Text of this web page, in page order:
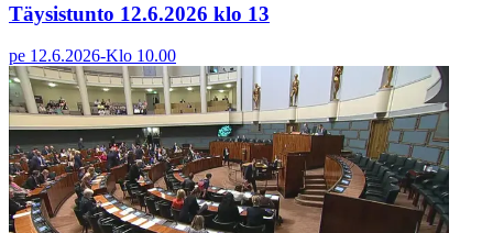
Täysistunto 12.6.2026 klo 13
pe 12.6.2026-Klo 10.00